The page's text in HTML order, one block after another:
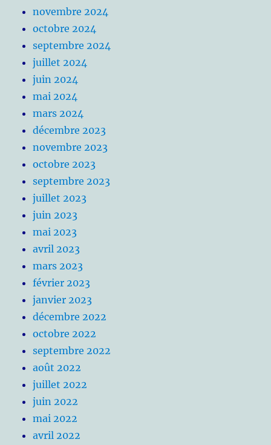
novembre 2024
octobre 2024
septembre 2024
juillet 2024
juin 2024
mai 2024
mars 2024
décembre 2023
novembre 2023
octobre 2023
septembre 2023
juillet 2023
juin 2023
mai 2023
avril 2023
mars 2023
février 2023
janvier 2023
décembre 2022
octobre 2022
septembre 2022
août 2022
juillet 2022
juin 2022
mai 2022
avril 2022